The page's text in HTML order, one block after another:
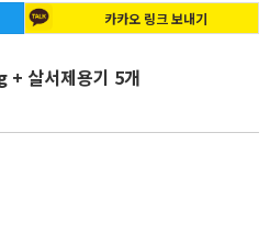
카카오 링크 보내기
+ 살서제용기 5개